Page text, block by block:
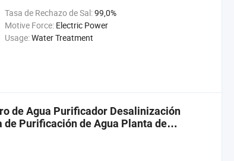
Tasa de Rechazo de Sal:99,0%
Motive Force: Electric Power
Usage:Water Treatment
de Agua Purificador Desalinización
de Purificación de Agua Planta de